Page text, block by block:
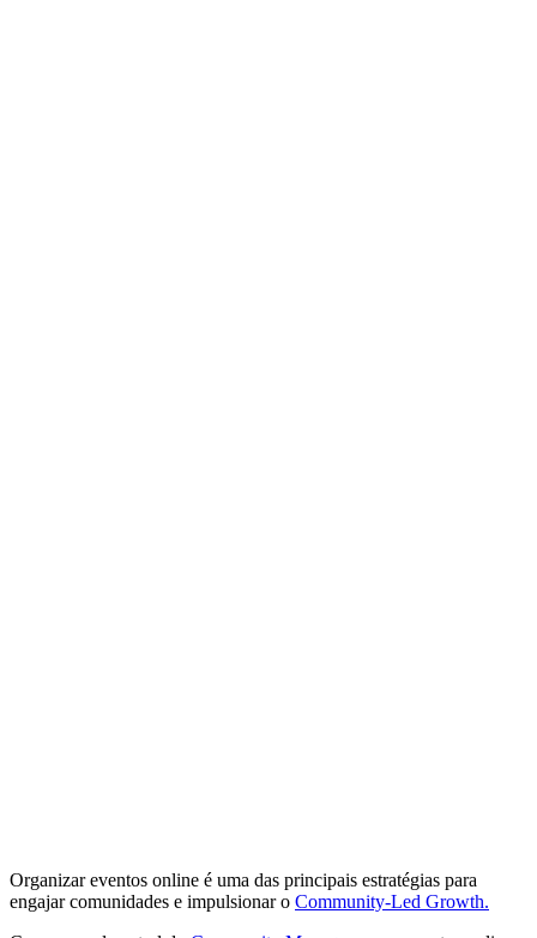
Organizar eventos online é uma das principais estratégias para
engajar comunidades e impulsionar o Community-Led Growth.